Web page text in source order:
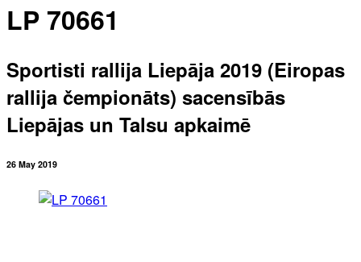
LP 70661
Sportisti rallija Liepāja 2019 (Eiropas
rallija čempionāts) sacensībās
Liepājas un Talsu apkaimē
26 May 2019